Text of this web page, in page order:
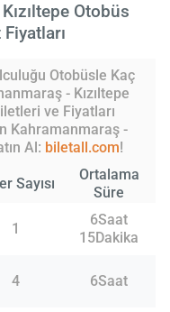
Otobüs
Otobüsle Kaç
- Kızıltepe
ve Fiyatları
Kahramanmaraş -
Al: biletall.com!
Sayısı
Ortalama
Süre
1
6Saat
15Dakika
4 6Saat